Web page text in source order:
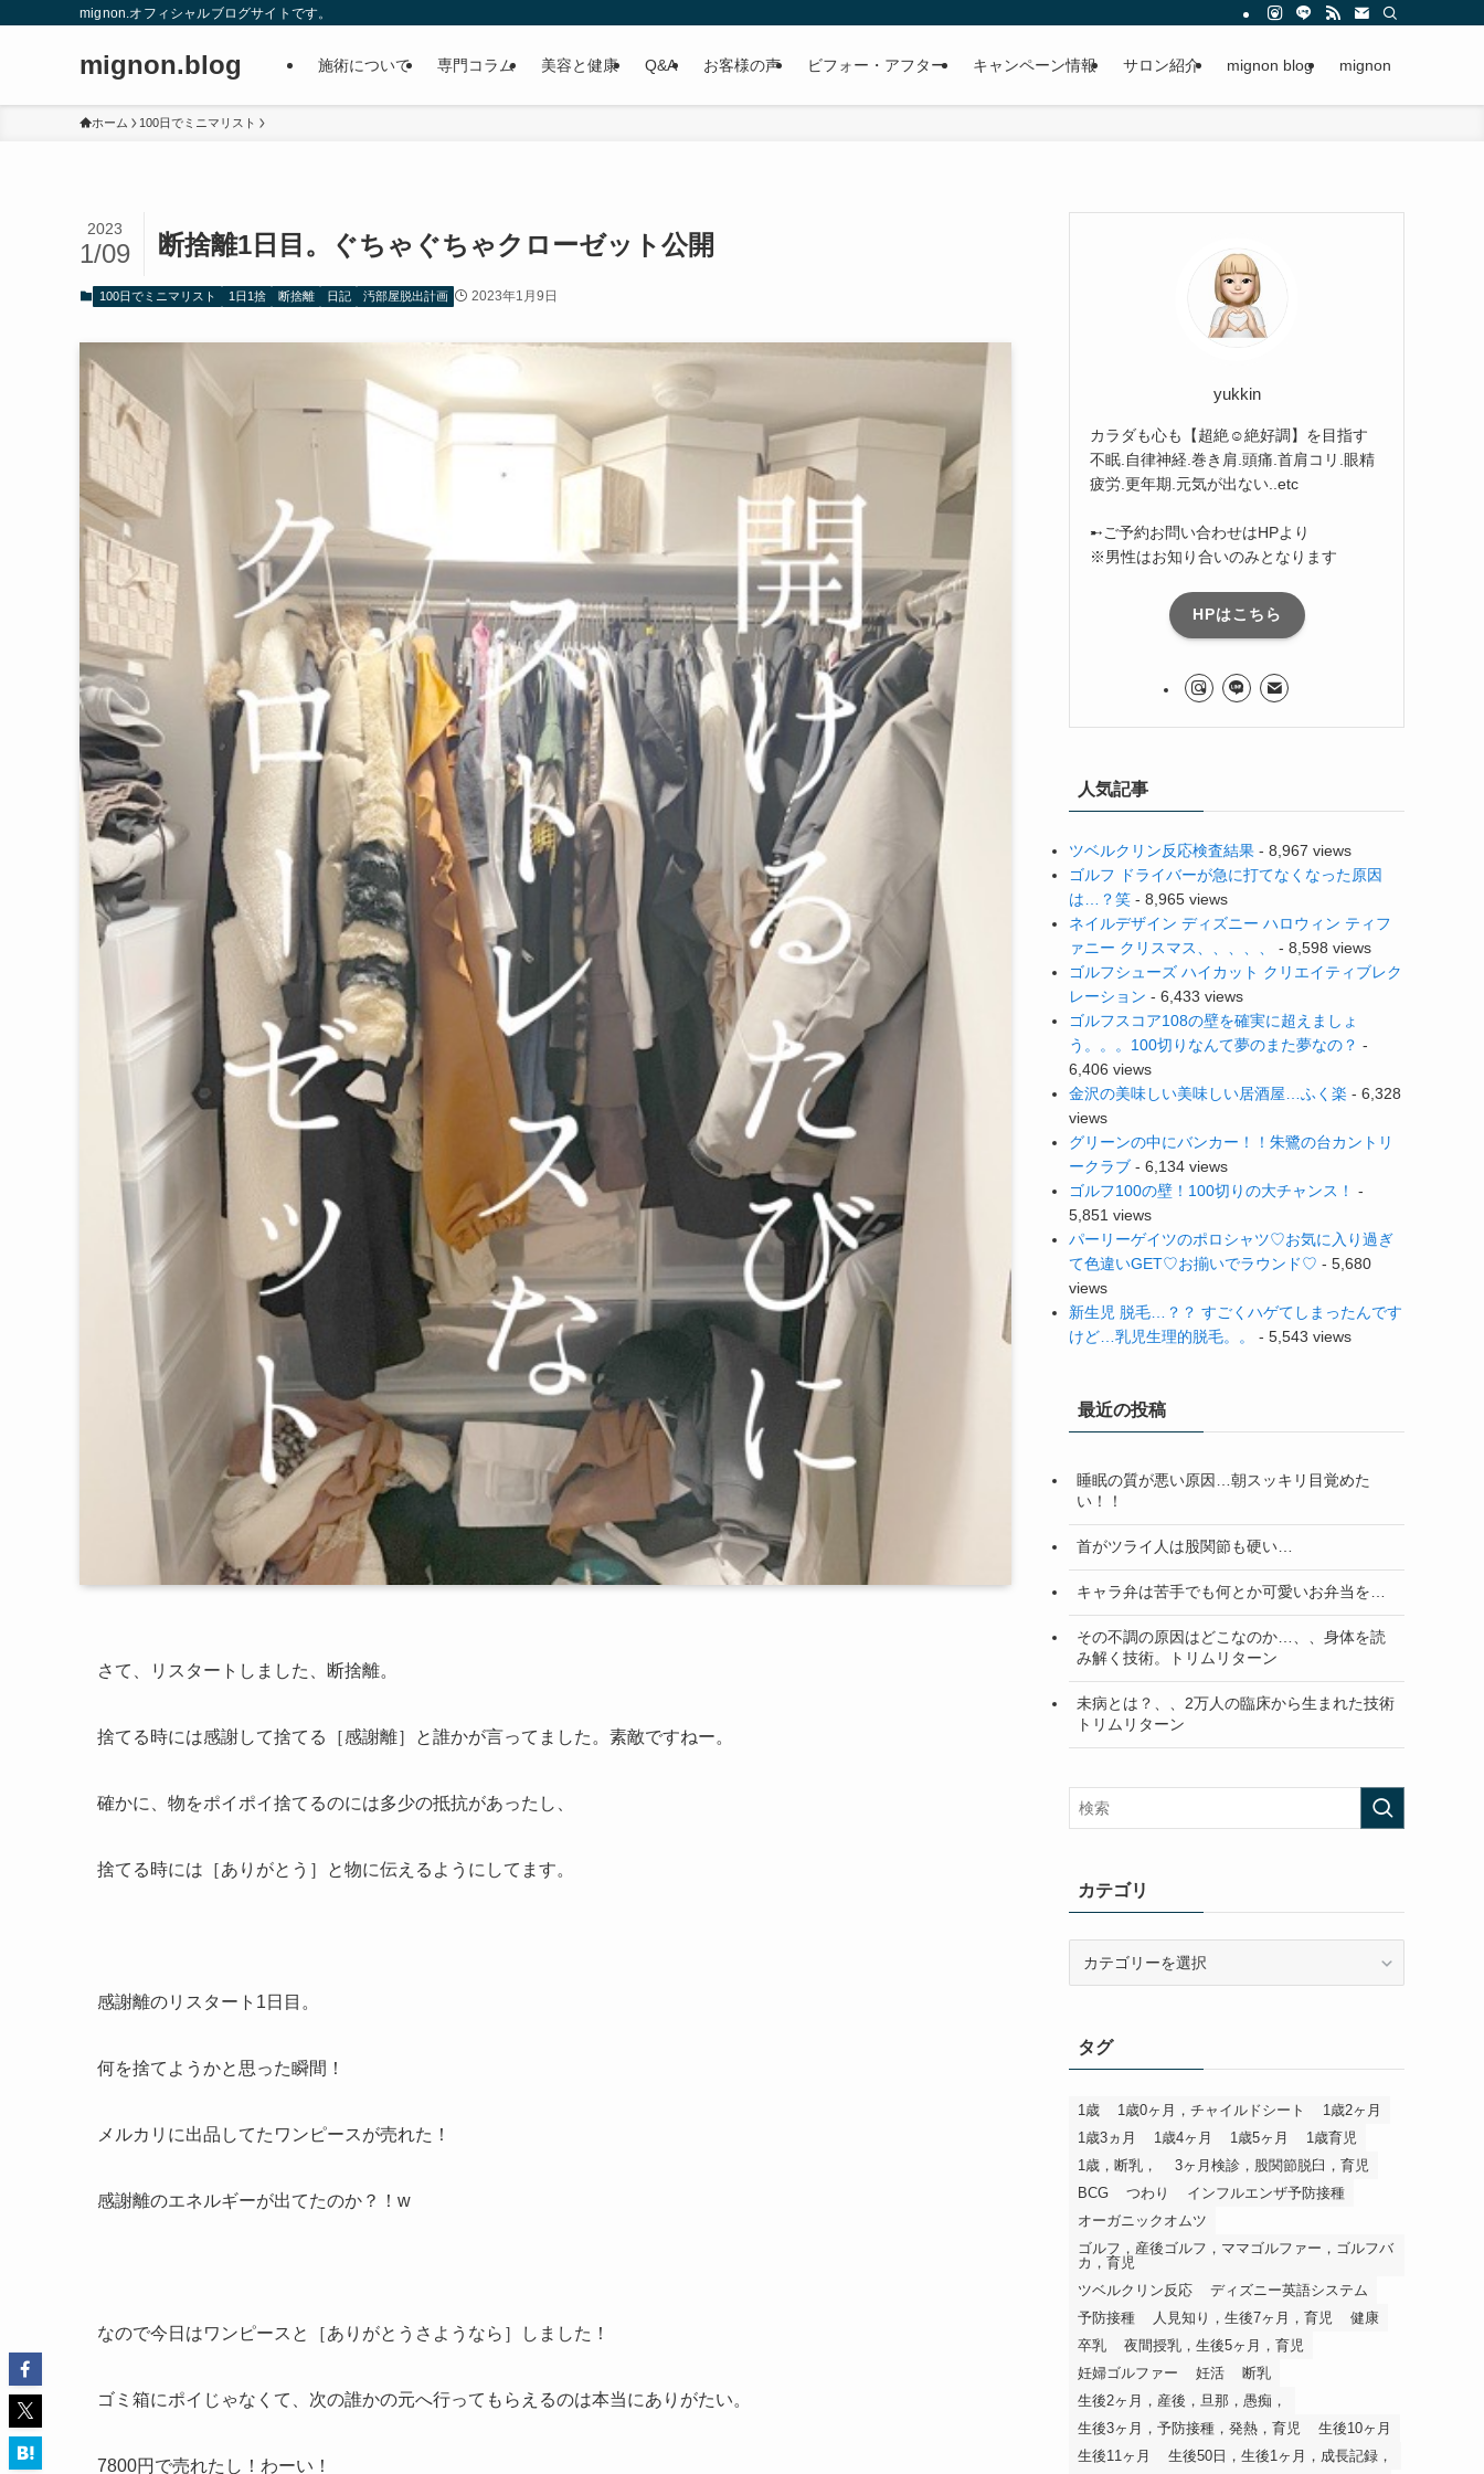
mignon.オフィシャルブログサイトです。
mignon.blog 施術について 専門コラム 美容と健康 Q&A お客様の声 ビフォー・アフター キャンペーン情報 サロン紹介 mignon blog mignon
ホーム 100日でミニマリスト
断捨離1日目。ぐちゃぐちゃクローゼット公開
2023
1/09
100日でミニマリスト 1日1捨 断捨離 日記 汚部屋脱出計画 2023年1月9日
さて、リスタートしました、断捨離。
捨てる時には感謝して捨てる［感謝離］と誰かが言ってました。素敵ですねー。
確かに、物をポイポイ捨てるのには多少の抵抗があったし、
捨てる時には［ありがとう］と物に伝えるようにしてます。
感謝離のリスタート1日目。
何を捨てようかと思った瞬間！
メルカリに出品してたワンピースが売れた！
感謝離のエネルギーが出てたのか？！w
なので今日はワンピースと［ありがとうさようなら］しました！
ゴミ箱にポイじゃなくて、次の誰かの元へ行ってもらえるのは本当にありがたい。
7800円で売れたし！わーい！
yukkin
カラダも心も【超絶☺︎絶好調】を目指す
不眠.自律神経.巻き肩.頭痛.首肩コリ.眼精
疲労.更年期.元気が出ない..etc
➸ご予約お問い合わせはHPより
※男性はお知り合いのみとなります
HPはこちら
人気記事
ツベルクリン反応検査結果 - 8,967 views
ゴルフ ドライバーが急に打てなくなった原因
は…？笑 - 8,965 views
ネイルデザイン ディズニー ハロウィン ティフ
ァニー クリスマス、、、、、
- 8,598 views
ゴルフシューズ ハイカット クリエイティブレク
レーション - 6,433 views
ゴルフスコア108の壁を確実に超えましょ
う。。。100切りなんて夢のまた夢なの？ -
6,406 views
金沢の美味しい美味しい居酒屋…ふく楽 - 6,328
views
グリーンの中にバンカー！！朱鷺の台カントリ
ークラブ - 6,134 views
ゴルフ100の壁！100切りの大チャンス！
-
5,851 views
パーリーゲイツのポロシャツ♡お気に入り過ぎ
て色違いGET♡お揃いでラウンド♡ - 5,680
views
新生児 脱毛…？？ すごくハゲてしまったんです
けど…乳児生理的脱毛。。
- 5,543 views
最近の投稿
睡眠の質が悪い原因…朝スッキリ目覚めた
い！！
首がツライ人は股関節も硬い…
キャラ弁は苦手でも何とか可愛いお弁当を…
その不調の原因はどこなのか…、、身体を読
み解く技術。トリムリターン
未病とは？、、2万人の臨床から生まれた技術
トリムリターン
カテゴリ
タグ
1歳 1歳0ヶ月，チャイルドシート
1歳2ヶ月
1歳3ヵ月
1歳4ヶ月 1歳5ヶ月
1歳育児
1歳，断乳，
3ヶ月検診，股関節脱臼，育児
BCG
つわり
インフルエンザ予防接種
オーガニックオムツ
ゴルフ，産後ゴルフ，ママゴルファー，ゴルフバ
カ，育児
ツベルクリン反応
ディズニー英語システム
予防接種
人見知り，生後7ヶ月，育児
健康
卒乳
夜間授乳，生後5ヶ月，育児
妊婦ゴルファー
妊活
断乳
生後2ヶ月，産後，旦那，愚痴，
生後3ヶ月，予防接種，発熱，育児
生後10ヶ月
生後11ヶ月
生後50日，生後1ヶ月，成長記録，